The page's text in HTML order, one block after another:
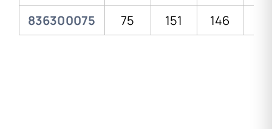
836300075
75 151 146